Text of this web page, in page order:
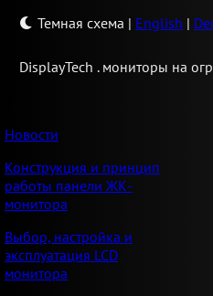
Темная схема | English |
DisplayTech . мониторы на
Новости
Конструкция и принцип
работы панели ЖК-
монитора
Выбор, настройка и
эксплуатация LCD
монитора